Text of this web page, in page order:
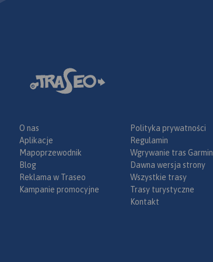
O nas
Aplikacje
Mapoprzewodnik
Blog
Reklama w Traseo
Kampanie promocyjne
Polityka prywatności
Regulamin
Wgrywanie tras Garmin
Dawna wersja strony
Wszystkie trasy
Trasy turystyczne
Kontakt